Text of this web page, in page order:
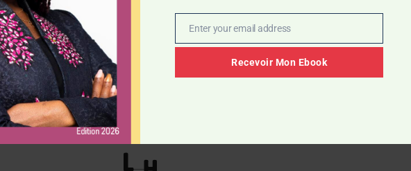
des ateliers autour de la stratégie et des valeurs de la SODECI, le développement
le Directeur de Ia transformation et du Digital ainsi qu’à tous les
Email
Enter your email address
Recevoir Mon Ebook